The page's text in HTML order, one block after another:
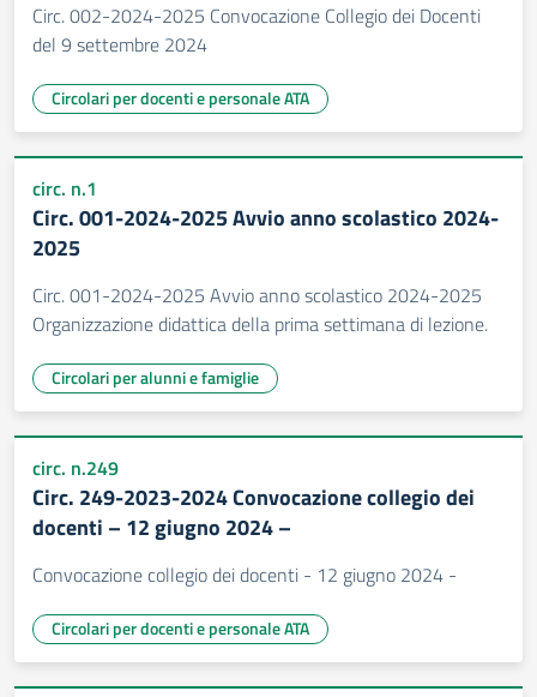
Circ. 002-2024-2025 Convocazione Collegio dei Docenti
del 9 settembre 2024
Circolari per docenti e personale ATA
circ. n.1
Circ. 001-2024-2025 Avvio anno scolastico 2024-
2025
Circ. 001-2024-2025 Avvio anno scolastico 2024-2025
Organizzazione didattica della prima settimana di lezione.
Circolari per alunni e famiglie
circ. n.249
Circ. 249-2023-2024 Convocazione collegio dei
docenti – 12 giugno 2024 –
Convocazione collegio dei docenti - 12 giugno 2024 -
Circolari per docenti e personale ATA